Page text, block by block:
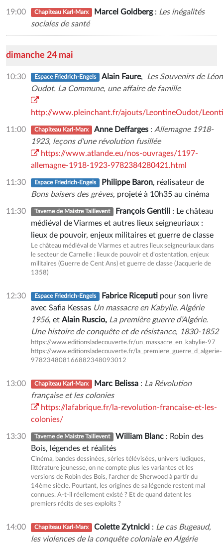
19:00 Chapiteau Karl-Marx Marcel Goldberg: Les inégalités
sociales de santé
dimanche 24 mai
10:30 Espace Friedrich-Engels Alain Faure,
Les Souvenirs de
Oudot. La Commune, une affaire de famille
http://www.pleinchant.fr/ajouts/LeontineOudot/
11:00 Chapiteau Karl-Marx Anne Deffarges : Allemagne 1918-
1923, leçons d'une révolution fusillée
https://www.atlande.eu/nos-ouvrages/1197-
allemagne-1918-1923-9782384280421.html
11:30 Espace Friedrich-Engels Philippe Baron, réalisateur de
Bons baisers des grèves, projeté à 10h35 au cinéma
11:30 Taverne de Maistre Taillevent François Gentili : Le château
médiéval de Viarmes et autres lieux seigneuriaux :
lieux de pouvoir, enjeux militaires et guerre de classe
Le château médiéval de Viarmes et autres lieux seigneuriaux dans
le secteur de Carnelle : lieux de pouvoir et d'ostentation, enjeux
militaires (Guerre de Cent Ans) et guerre de classe (Jacquerie de
1358)
12:30 Espace Friedrich-Engels Fabrice Riceputi pour son livre
avec Safia Kessas Un massacre en Kabylie. Algérie
1956, et Alain Ruscio, La première guerre d’Algérie.
Une histoire de conquête et de résistance, 1830-1852
https://www.editionsladecouverte.fr/un_massacre_en_kabylie-97
https://www.editionsladecouverte.fr/la_premiere_guerre_d_algerie-
978234808166882348093012
13:00 Chapiteau Karl-Marx Marc Belissa : La Révolution
française et les colonies
https://lafabrique.fr/la-revolution-francaise-et-les-
colonies/
13:30 Taverne de Maistre Taillevent William Blanc : Robin des
Bois, légendes et réalités
Cinéma, bandes dessinées, séries télévisées, univers ludiques,
littérature jeunesse, on ne compte plus les variantes et les
versions de Robin des Bois, l'archer de Sherwood à partir du
14ème siècle. Pourtant, les origines de sa légende restent mal
connues. A-t-il réellement existé ? Et de quand datent les
premiers récits de ses exploits ?
14:00 Chapiteau Karl-Marx Colette Zytnicki : Le cas Bugeaud,
les violences de la conquête coloniale en Algérie